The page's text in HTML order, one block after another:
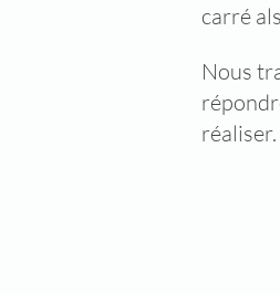
carré
​Nous
réaliser.